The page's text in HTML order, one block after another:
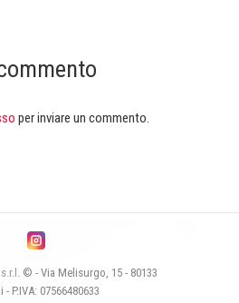
per inviare un commento.
© - Via Melisurgo, 15 - 80133
- P.IVA: 07566480633